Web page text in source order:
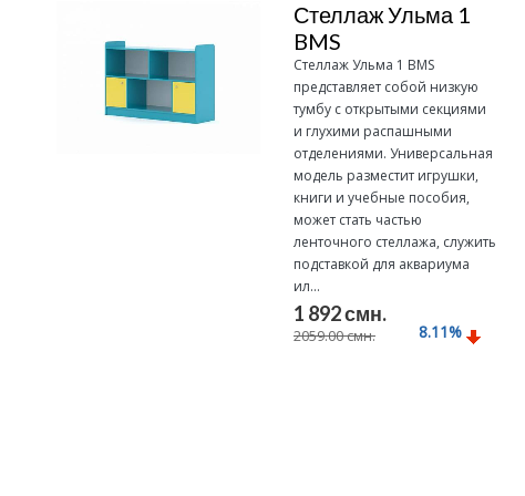
Стеллаж Ульма 1
BMS
Стеллаж Ульма 1 BMS
представляет собой низкую
тумбу с открытыми секциями
и глухими распашными
отделениями. Универсальная
модель разместит игрушки,
книги и учебные пособия,
может стать частью
ленточного стеллажа, служить
подставкой для аквариума
ил...
1 892 смн.
2059.00 смн. 8.11%